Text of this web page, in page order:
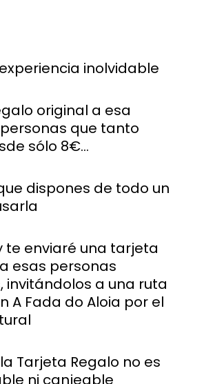
inolvidable
original a esa
que tanto
sólo 8€…
dispones de todo un
te enviaré una tarjeta
esas personas
invitándolos a una ruta
A Fada do Aloia por el
Tarjeta Regalo no es
ni canjeable